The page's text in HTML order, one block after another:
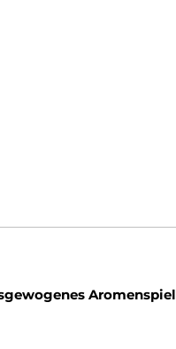
Aromenspiel